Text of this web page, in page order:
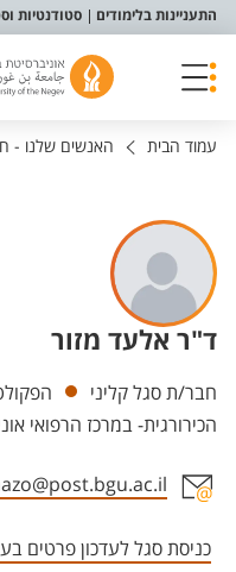
תפריט נגישות
התעניינות בלימודים סטודנטיות
עמוד הבית האנשים שלנו -
ד"ר אלעד מזור
יחידות
חבר/ת סגל קליני
הכירורגית- במרכז הרפואי
כניסת סגל לעדכון פרטים